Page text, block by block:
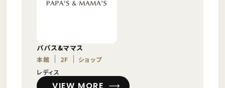
パパス&ママス
本館 2F
ショップ
レディス
VIEW MORE